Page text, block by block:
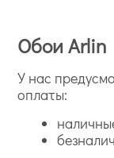
Обои Arlin
У нас
оплаты: